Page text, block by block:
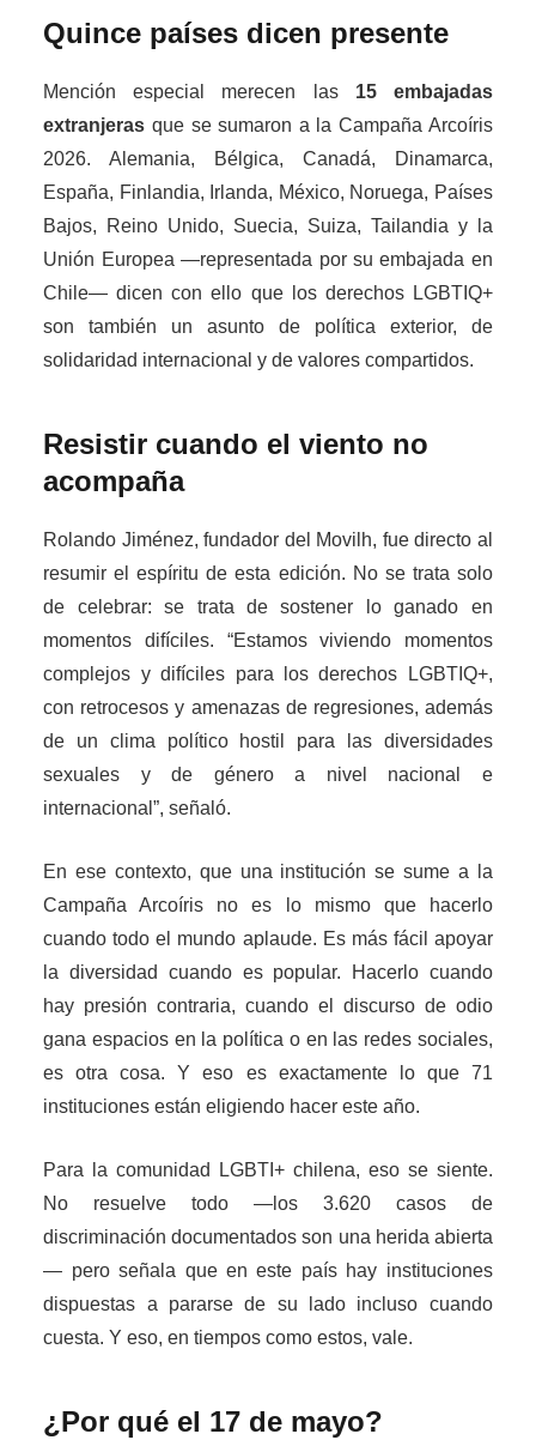
Quince países dicen presente
Mención especial merecen las 15 embajadas
extranjeras que se sumaron a la Campaña Arcoíris
2026. Alemania, Bélgica, Canadá, Dinamarca,
España, Finlandia, Irlanda, México, Noruega, Países
Bajos, Reino Unido, Suecia, Suiza, Tailandia y la
Unión Europea —representada por su embajada en
Chile— dicen con ello que los derechos LGBTIQ+
son también un asunto de política exterior, de
solidaridad internacional y de valores compartidos.
Resistir cuando el viento no
acompaña
Rolando Jiménez, fundador del Movilh, fue directo al
resumir el espíritu de esta edición. No se trata solo
de celebrar: se trata de sostener lo ganado en
momentos difíciles. “Estamos viviendo momentos
complejos y difíciles para los derechos LGBTIQ+,
con retrocesos y amenazas de regresiones, además
de un clima político hostil para las diversidades
sexuales y de género a nivel nacional e
internacional”, señaló.
En ese contexto, que una institución se sume a la
Campaña Arcoíris no es lo mismo que hacerlo
cuando todo el mundo aplaude. Es más fácil apoyar
la diversidad cuando es popular. Hacerlo cuando
hay presión contraria, cuando el discurso de odio
gana espacios en la política o en las redes sociales,
es otra cosa. Y eso es exactamente lo que 71
instituciones están eligiendo hacer este año.
Para la comunidad LGBTI+ chilena, eso se siente.
No resuelve todo —los 3.620 casos de
discriminación documentados son una herida abierta
— pero señala que en este país hay instituciones
dispuestas a pararse de su lado incluso cuando
cuesta. Y eso, en tiempos como estos, vale.
¿Por qué el 17 de mayo?